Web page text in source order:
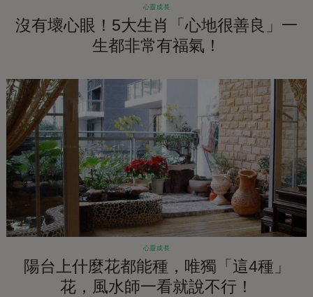
心靈成長
沒有壞心眼！5大生肖「心地很善良」一
生都非常有福氣！
心靈成長
陽台上什麼花都能種，唯獨「這4種」
花，風水師一看就說不行！